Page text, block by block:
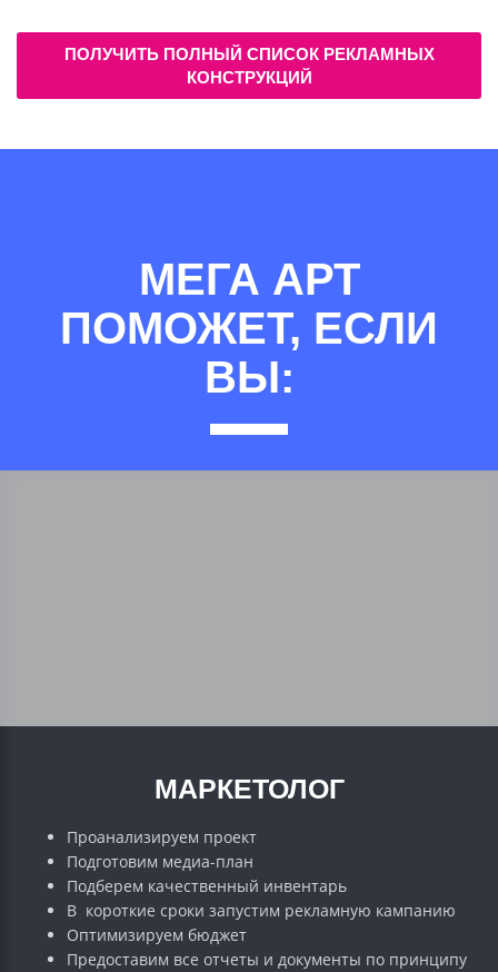
ПОЛУЧИТЬ ПОЛНЫЙ СПИСОК РЕКЛАМНЫХ
КОНСТРУКЦИЙ
МЕГА АРТ
ПОМОЖЕТ, ЕСЛИ
ВЫ:
МАРКЕТОЛОГ
Проанализируем проект
Подготовим медиа-план
Подберем качественный инвентарь
В короткие сроки запустим рекламную кампанию
Оптимизируем бюджет
Предоставим все отчеты и документы по принципу